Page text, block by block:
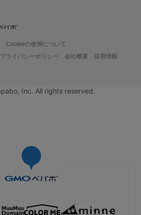
Cookieの使用について
プライバシーポリシー 会社概要
採用情報
Inc. All rights reserved.